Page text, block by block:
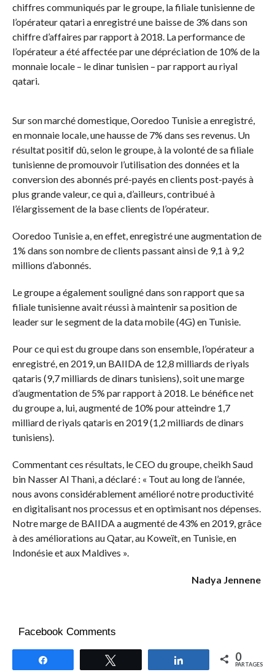
chiffres communiqués par le groupe, la filiale tunisienne de
l’opérateur qatari a enregistré une baisse de 3% dans son
chiffre d’affaires par rapport à 2018. La performance de
l’opérateur a été affectée par une dépréciation de 10% de la
monnaie locale – le dinar tunisien – par rapport au riyal
qatari.
Sur son marché domestique, Ooredoo Tunisie a enregistré,
en monnaie locale, une hausse de 7% dans ses revenus. Un
résultat positif dû, selon le groupe, à la volonté de sa filiale
tunisienne de promouvoir l’utilisation des données et la
conversion des abonnés pré-payés en clients post-payés à
plus grande valeur, ce qui a, d’ailleurs, contribué à
l’élargissement de la base clients de l’opérateur.
Ooredoo Tunisie a, en effet, enregistré une augmentation de
1% dans son nombre de clients passant ainsi de 9,1 à 9,2
millions d’abonnés.
Le groupe a également souligné dans son rapport que sa
filiale tunisienne avait réussi à maintenir sa position de
leader sur le segment de la data mobile (4G) en Tunisie.
Pour ce qui est du groupe dans son ensemble, l’opérateur a
enregistré, en 2019, un BAIIDA de 12,8 milliards de riyals
qataris (9,7 milliards de dinars tunisiens), soit une marge
d’augmentation de 5% par rapport à 2018. Le bénéfice net
du groupe a, lui, augmenté de 10% pour atteindre 1,7
milliard de riyals qataris en 2019 (1,2 milliards de dinars
tunisiens).
Commentant ces résultats, le CEO du groupe, cheikh Saud
bin Nasser Al Thani, a déclaré : « Tout au long de l’année,
nous avons considérablement amélioré notre productivité
en digitalisant nos processus et en optimisant nos dépenses.
Notre marge de BAIIDA a augmenté de 43% en 2019, grâce
à des améliorations au Qatar, au Koweït, en Tunisie, en
Indonésie et aux Maldives ».
Nadya Jennene
Facebook Comments
Partagez 0
PARTAGES